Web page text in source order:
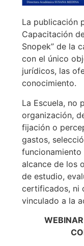
La publicación
Capacitación
Snopek” de la
con el único
jurídicos, las
conocimiento.
La Escuela, no
organización,
fijación o
gastos,
alcance de los
de estudio,
certificados, ni
vinculado a la